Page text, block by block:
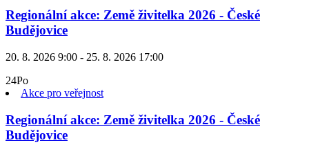
Regionální akce: Země živitelka 2026 - České
Budějovice
20. 8. 2026 9:00 - 25. 8. 2026 17:00
24Po
Akce pro veřejnost
Regionální akce: Země živitelka 2026 - České
Budějovice